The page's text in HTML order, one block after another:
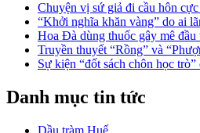
Chuyện vị sứ giả đi cầu hôn
“Khởi nghĩa khăn vàng” do ai
Hoa Đà dùng thuốc gây mê đầu
Truyền thuyết “Rồng” và
Sự kiện “đốt sách chôn học
Danh mục tin tức